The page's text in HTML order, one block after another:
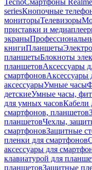
TecnoСмартфоны Realme
seriesКнопочные
мониторыТелевизоры
приставки и
экраны
книгиПланшеты
планшетыБлокноты
планшетовАксессуары
смартфоновАксессуары
аксессуарыУмные часы
детскиеУмные часы,
для умных часовКабели
смартфонов, планшетов
планшетовЧехлы,
смартфоновЗащитные
пленки для смартфонов
аксессуары для
клавиатурой для
планшетовЗащитные